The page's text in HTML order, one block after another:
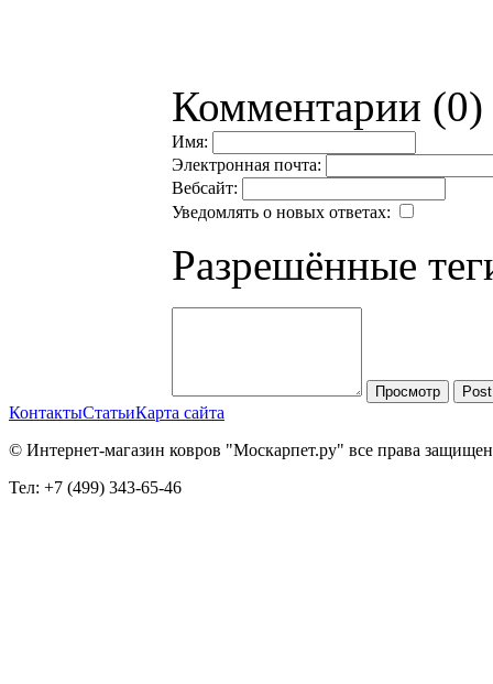
Комментарии (0)
Имя:
Электронная почта:
Вебсайт:
Уведомлять о новых ответах:
Разрешённые
Просмотр Post
КонтактыСтатьиКарта сайта
© Интернет-магазин ковров "Москарпет.ру" все права
Тел: +7 (499) 343-65-46